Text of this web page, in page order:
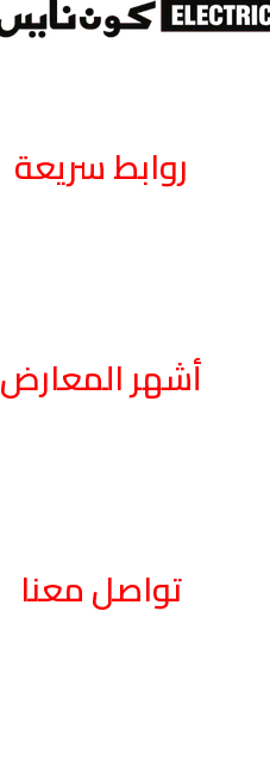
روابط سريعة
أشهر المعارض
تواصل معنا